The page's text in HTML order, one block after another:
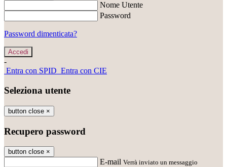
Nome Utente
Password
Password dimenticata?
-
Entra con SPID Entra con CIE
Seleziona utente
button close ×
Recupero password
button close ×
E-mail Verrà inviato un messaggio